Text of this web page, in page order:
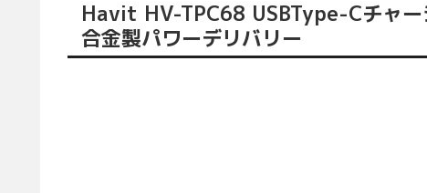
Havit HV-TPC68 USBType-Cチャー
合金製パワーデリバリー